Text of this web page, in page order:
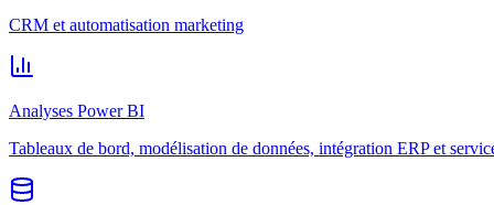
CRM et automatisation marketing
Analyses Power BI
Tableaux de bord, modélisation de données, intégration ERP et